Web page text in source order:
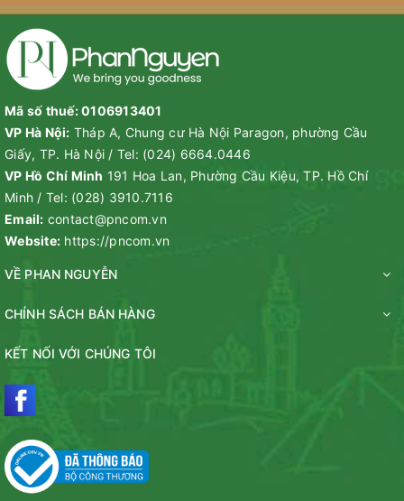
Mã số thuế: 0106913401
VP Hà Nội: Tháp A, Chung cư Hà Nội Paragon, phường Cầu
Giấy, TP. Hà Nội / Tel: (024) 6664.0446
VP Hồ Chí Minh 191 Hoa Lan, Phường Cầu Kiệu, TP. Hồ Chí
Minh / Tel: (028) 3910.7116
Email: contact@pncom.vn
Website: https://pncom.vn
VỀ PHAN NGUYỄN
CHÍNH SÁCH BÁN HÀNG
KẾT NỐI VỚI CHÚNG TÔI